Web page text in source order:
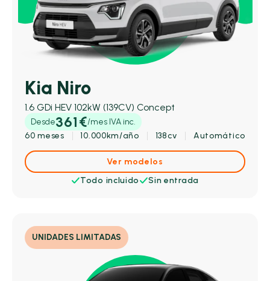
Kia Niro
1.6 GDi HEV 102kW (139CV) Concept
Desde361€/mes IVA inc.
60 meses
10.000km/año 138cv Automático
Ver modelos
Todo incluido
Sin entrada
UNIDADES LIMITADAS